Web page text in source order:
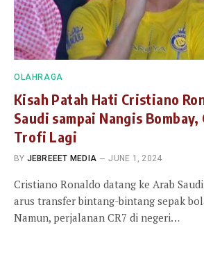
OLAHRAGA
Kisah Patah Hati Cristiano
Saudi sampai Nangis Bombay,
Trofi Lagi
BY JEBREEET MEDIA JUNE 1, 2024
Cristiano Ronaldo datang ke Arab
arus transfer bintang-bintang sepak
Namun, perjalanan CR7 di negeri…